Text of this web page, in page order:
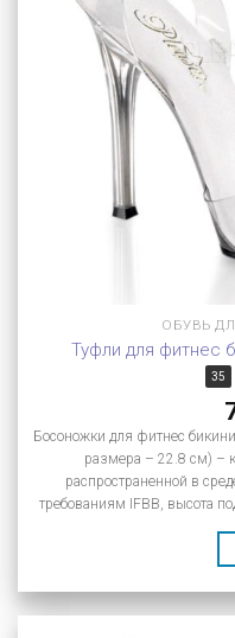
ОБУВЬ
Туфли для фитнес
35
Босоножки для фитнес
размера – 22.8 см) –
распространенной в
требованиям IFBB, высота